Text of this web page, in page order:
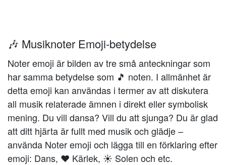
🎶 Musiknoter Emoji-betydelse
Noter emoji är bilden av tre små anteckningar som
har samma betydelse som 🎵 noten. I allmänhet är
detta emoji kan användas i termer av att diskutera
all musik relaterade ämnen i direkt eller symbolisk
mening. Du vill dansa? Vill du att sjunga? Du är glad
att ditt hjärta är fullt med musik och glädje –
använda Noter emoji och lägga till en förklaring efter
emoji: Dans, ❤️️ Kärlek, ☀️ Solen och etc.